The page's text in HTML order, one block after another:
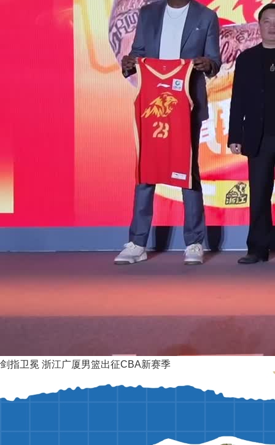
剑指卫冕 浙江广厦男篮出征CBA新赛季